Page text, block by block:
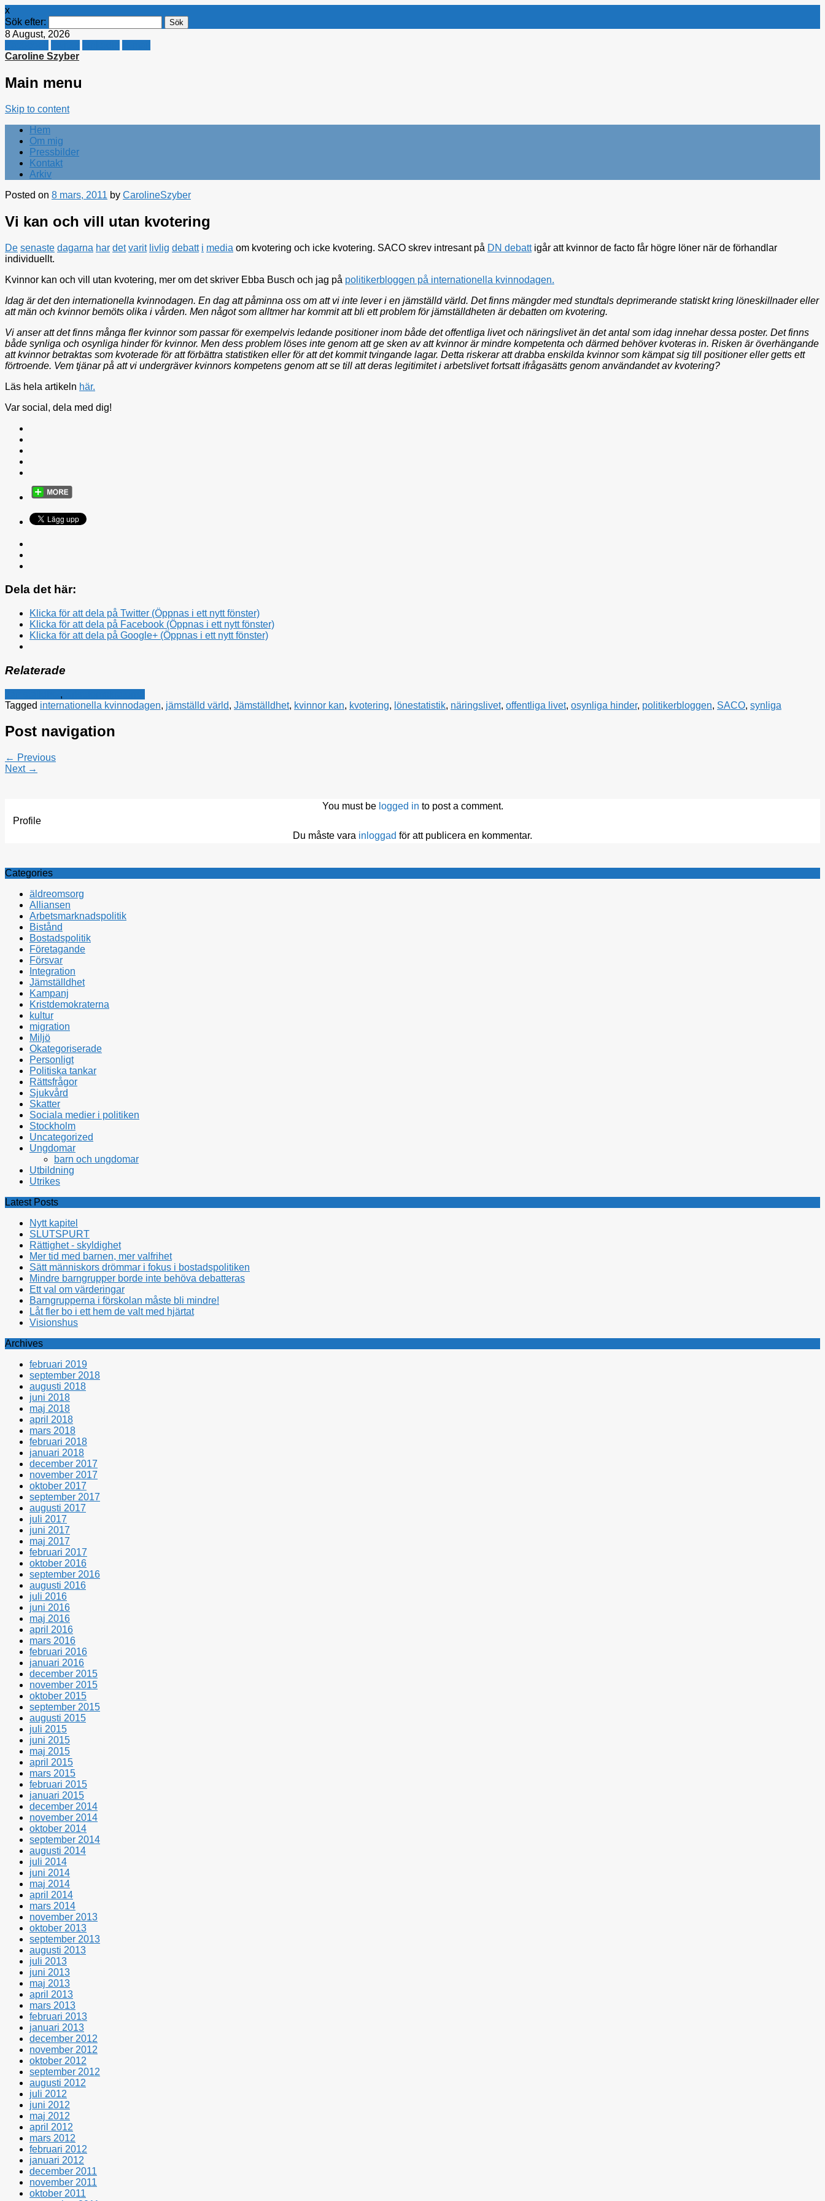
x
Sök efter:
8 August, 2026
Caroline Szyber
Main menu
Skip to content
Hem
Om mig
Pressbilder
Kontakt
Arkiv
Posted on 8 mars, 2011 by CarolineSzyber
Vi kan och vill utan kvotering
De senaste dagarna har det varit livlig debatt i media om kvotering och icke kvotering. SACO skrev intresant på DN debattigår att kvinnor de facto får högre löner när de förhandlar
individuellt.
Kvinnor kan och vill utan kvotering, mer om det skriver Ebba Busch och jag på politikerbloggen på internationella kvinnodagen.
Idag är det den internationella kvinnodagen. En dag att påminna oss om att vi inte lever i en jämställd värld. Det finns mängder med stundtals deprimerande statiskt kring löneskillnader eller
att män och kvinnor bemöts olika i vården. Men något som alltmer har kommit att bli ett problem för jämställdheten är debatten om kvotering.
Vi anser att det finns många fler kvinnor som passar för exempelvis ledande positioner inom både det offentliga livet och näringslivet än det antal som idag innehar dessa poster. Det finns
både synliga och osynliga hinder för kvinnor. Men dess problem löses inte genom att ge sken av att kvinnor är mindre kompetenta och därmed behöver kvoteras in. Risken är överhängande
att kvinnor betraktas som kvoterade för att förbättra statistiken eller för att det kommit tvingande lagar. Detta riskerar att drabba enskilda kvinnor som kämpat sig till positioner eller getts ett
förtroende. Vem tjänar på att vi undergräver kvinnors kompetens genom att se till att deras legitimitet i arbetslivet fortsatt ifrågasätts genom användandet av kvotering?
Läs hela artikeln här.
Var social, dela med dig!
Dela det här:
Klicka för att dela på Twitter (Öppnas i ett nytt fönster)
Klicka för att dela på Facebook (Öppnas i ett nytt fönster)
Klicka för att dela på Google+ (Öppnas i ett nytt fönster)
Relaterade
,
Tagged internationella kvinnodagen, jämställd värld, Jämställdhet, kvinnor kan, kvotering, lönestatistik, näringslivet, offentliga livet, osynliga hinder, politikerbloggen, SACO, synliga
Post navigation
← Previous
Next →
You must be logged in to post a comment.
Profile
Du måste vara inloggad för att publicera en kommentar.
Categories
äldreomsorg
Alliansen
Arbetsmarknadspolitik
Bistånd
Bostadspolitik
Företagande
Försvar
Integration
Jämställdhet
Kampanj
Kristdemokraterna
kultur
migration
Miljö
Okategoriserade
Personligt
Politiska tankar
Rättsfrågor
Sjukvård
Skatter
Sociala medier i politiken
Stockholm
Uncategorized
Ungdomar
barn och ungdomar
Utbildning
Utrikes
Latest Posts
Nytt kapitel
SLUTSPURT
Rättighet - skyldighet
Mer tid med barnen, mer valfrihet
Sätt människors drömmar i fokus i bostadspolitiken
Mindre barngrupper borde inte behöva debatteras
Ett val om värderingar
Barngrupperna i förskolan måste bli mindre!
Låt fler bo i ett hem de valt med hjärtat
Visionshus
Archives
februari 2019
september 2018
augusti 2018
juni 2018
maj 2018
april 2018
mars 2018
februari 2018
januari 2018
december 2017
november 2017
oktober 2017
september 2017
augusti 2017
juli 2017
juni 2017
maj 2017
februari 2017
oktober 2016
september 2016
augusti 2016
juli 2016
juni 2016
maj 2016
april 2016
mars 2016
februari 2016
januari 2016
december 2015
november 2015
oktober 2015
september 2015
augusti 2015
juli 2015
juni 2015
maj 2015
april 2015
mars 2015
februari 2015
januari 2015
december 2014
november 2014
oktober 2014
september 2014
augusti 2014
juli 2014
juni 2014
maj 2014
april 2014
mars 2014
november 2013
oktober 2013
september 2013
augusti 2013
juli 2013
juni 2013
maj 2013
april 2013
mars 2013
februari 2013
januari 2013
december 2012
november 2012
oktober 2012
september 2012
augusti 2012
juli 2012
juni 2012
maj 2012
april 2012
mars 2012
februari 2012
januari 2012
december 2011
november 2011
oktober 2011